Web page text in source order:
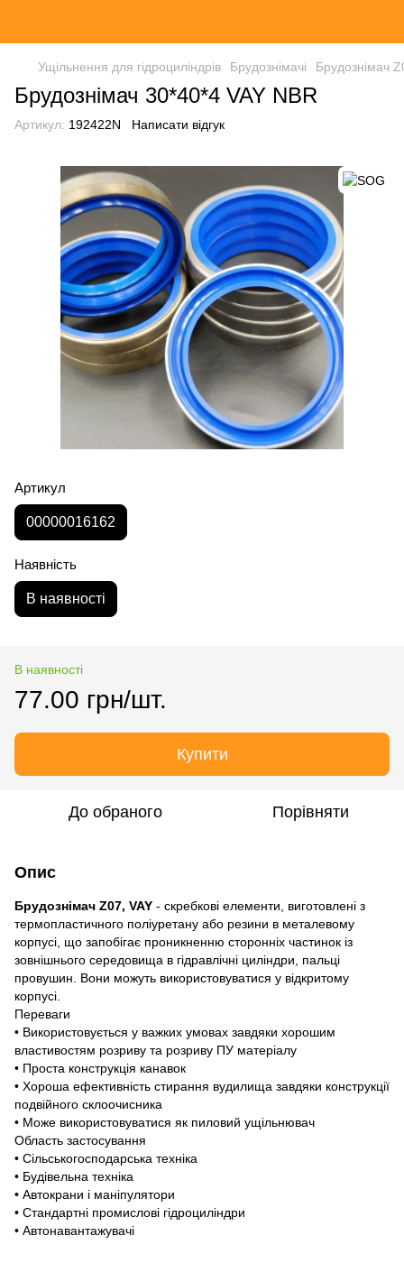
Ущільнення для гідроциліндрів Брудознімачі Брудознімач
Брудознімач 30*40*4 VAY NBR
Артикул: 192422N Написати відгук
Артикул
00000016162
Наявність
В наявності
В наявності
77.00 грн/шт.
Купити
До обраного Порівняти
Опис
Брудознімач Z07, VAY - скребкові елементи, виготовлені з
термопластичного поліуретану або резини в металевому
корпусі, що запобігає проникненню сторонніх частинок із
зовнішнього середовища в гідравлічні циліндри, пальці
провушин. Вони можуть використовуватися у відкритому
корпусі.
Переваги
• Використовується у важких умовах завдяки хорошим
властивостям розриву та розриву ПУ матеріалу
• Проста конструкція канавок
• Хороша ефективність стирання вудилища завдяки конструкції
подвійного склоочисника
• Може використовуватися як пиловий ущільнювач
Область застосування
• Сільськогосподарська техніка
• Будівельна техніка
• Автокрани і маніпулятори
• Стандартні промислові гідроциліндри
• Автонавантажувачі